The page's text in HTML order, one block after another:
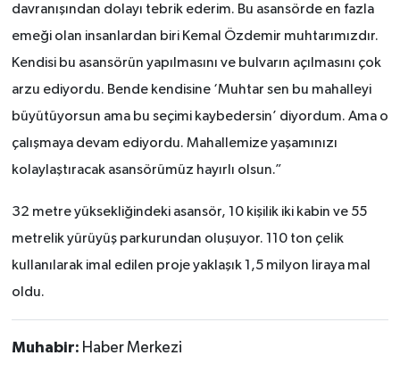
davranışından dolayı tebrik ederim. Bu asansörde en fazla
emeği olan insanlardan biri Kemal Özdemir muhtarımızdır.
Kendisi bu asansörün yapılmasını ve bulvarın açılmasını çok
arzu ediyordu. Bende kendisine ‘Muhtar sen bu mahalleyi
büyütüyorsun ama bu seçimi kaybedersin’ diyordum. Ama o
çalışmaya devam ediyordu. Mahallemize yaşamınızı
kolaylaştıracak asansörümüz hayırlı olsun.”
32 metre yüksekliğindeki asansör, 10 kişilik iki kabin ve 55
metrelik yürüyüş parkurundan oluşuyor. 110 ton çelik
kullanılarak imal edilen proje yaklaşık 1,5 milyon liraya mal
oldu.
Muhabir: Haber Merkezi